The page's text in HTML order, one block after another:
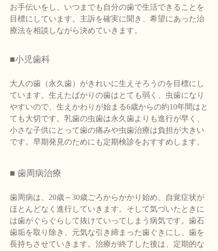
お手伝いをし、いつまでも自分の歯で生活できることを
目標にしています。主訴を確実に聞き、希望にあった治
療法を相談しながら決めていきます。
■小児歯科
大人の歯（永久歯）がきれいに生えそろうのを目標にし
ています。生えたばかりの歯はとても弱く、虫歯になり
やすいので、生えかわりが始まる6歳からの約10年間はと
ても大切です。乳歯の虫歯は永久歯よりも進行が早く、
小さな子供にとって歯の痛みや虫歯治療は負担が大きい
です。早期発見のためにも定期検診をおすすめします。
■ 歯周病治療
歯周病は、20歳～30歳ごろからかかり始め、自覚症状が
ほとんどなく進行していきます。そして気づいたときに
は歯がぐらぐらして抜けていってしまう病気です。歯石
歯垢を取り除き、元気な引き締まった歯ぐきにし、歯を
長持ちさせていきます。治療が終了した後は、定期的な